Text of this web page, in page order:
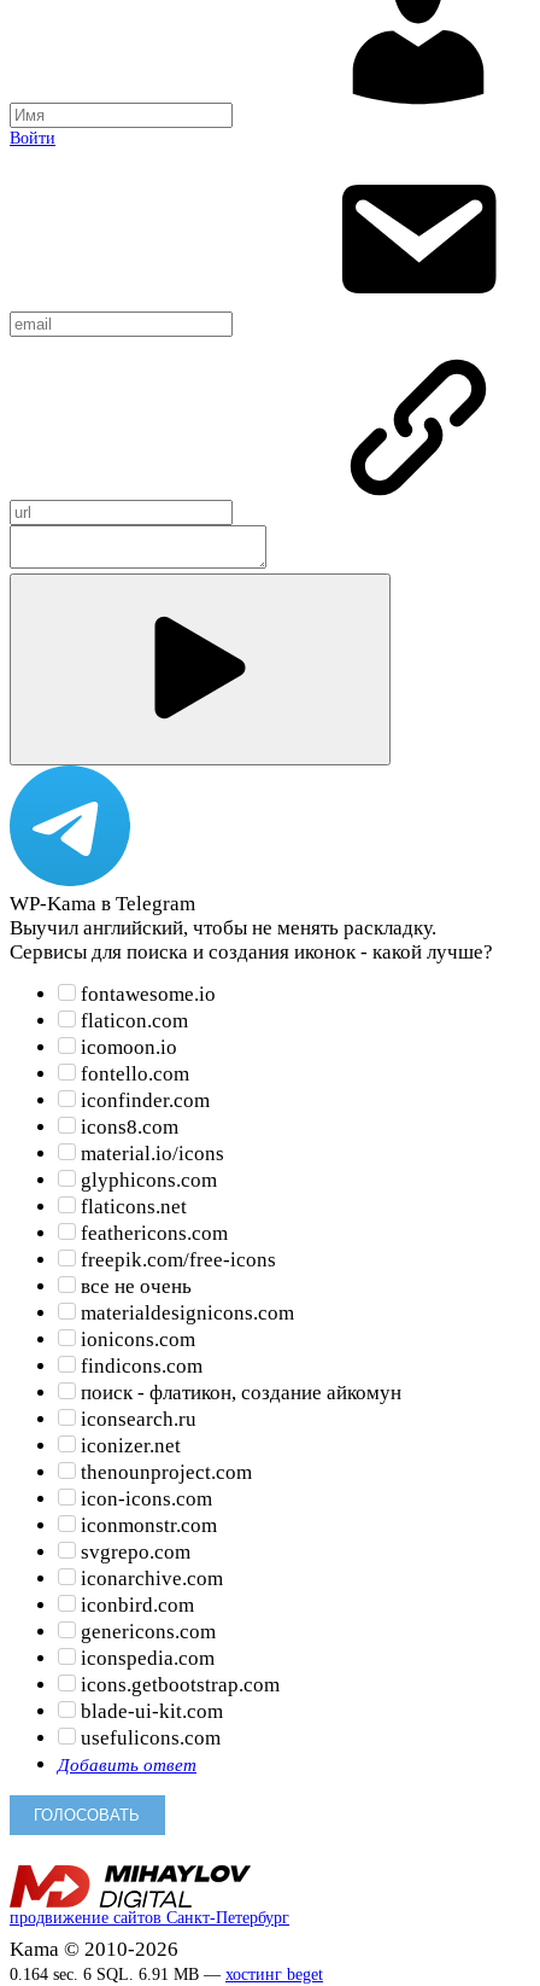
Войти
WP-Kama в Telegram
Выучил английский, чтобы не менять раскладку.
Сервисы для поиска и создания иконок - какой лучше?
fontawesome.io
flaticon.com
icomoon.io
fontello.com
iconfinder.com
icons8.com
material.io/icons
glyphicons.com
flaticons.net
feathericons.com
freepik.com/free-icons
все не очень
materialdesignicons.com
ionicons.com
findicons.com
поиск - флатикон, создание айкомун
iconsearch.ru
iconizer.net
thenounproject.com
icon-icons.com
iconmonstr.com
svgrepo.com
iconarchive.com
iconbird.com
genericons.com
iconspedia.com
icons.getbootstrap.com
blade-ui-kit.com
usefulicons.com
Добавить ответ
продвижение сайтов Санкт-Петербург
Kama © 2010-2026
0.164 sec. 6 SQL. 6.91 MB — хостинг beget